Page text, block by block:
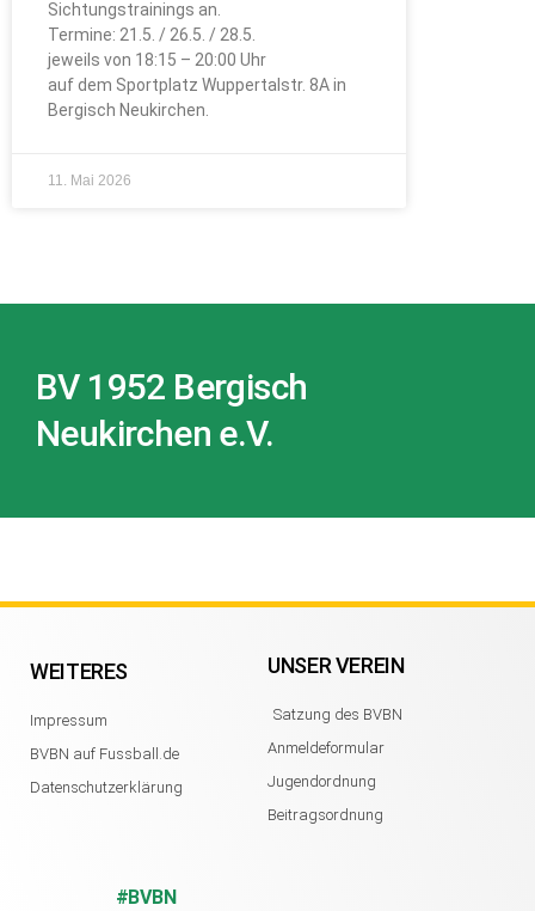
Sichtungstrainings an.
Termine: 21.5. / 26.5. / 28.5.
jeweils von 18:15 – 20:00 Uhr
auf dem Sportplatz Wuppertalstr. 8A in
Bergisch Neukirchen.
11. Mai 2026
BV 1952 Bergisch
Neukirchen e.V.
WEITERES
Impressum
BVBN auf Fussball.de
Datenschutzerklärung
UNSER VEREIN
Satzung des BVBN
Anmeldeformular
Jugendordnung
Beitragsordnung
#BVBN